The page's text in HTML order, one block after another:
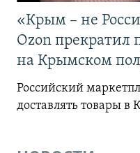
«Крым – не
Ozon прекратил
на Крымском
Российский
доставлять товары